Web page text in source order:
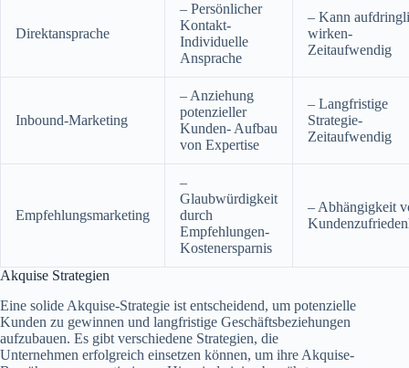
Direktansprache
– Persönlicher
Kontakt-
Individuelle
Ansprache
– Kann
wirken-
Zeitaufwendig
Inbound-Marketing
– Anziehung
potenzieller
Kunden- Aufbau
von Expertise
– Langfristige
Strategie-
Zeitaufwendig
Empfehlungsmarketing
–
Glaubwürdigkeit
durch
Empfehlungen-
Kostenersparnis
– Abhängigkeit
Akquise Strategien
Eine solide Akquise-Strategie ist entscheidend, um potenzielle
Kunden zu gewinnen und langfristige Geschäftsbeziehungen
aufzubauen. Es gibt verschiedene Strategien, die
Unternehmen erfolgreich einsetzen können, um ihre Akquise-